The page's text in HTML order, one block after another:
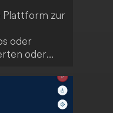
Plattform zur
oder
oder
zu
einfach